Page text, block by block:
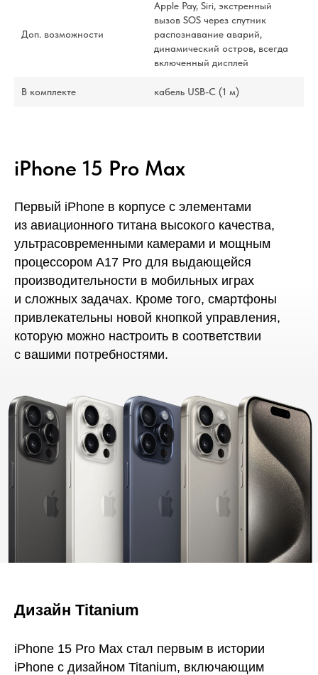
Доп. возможности
Apple Pay, Siri, экстренный
вызов SOS через спутник
распознавание аварий,
динамический остров, всегда
включенный дисплей
В комплекте кабель USB-С (1 м)
iPhone 15 Pro Max
Первый iPhone в корпусе с элементами
из авиационного титана высокого качества,
ультрасовременными камерами и мощным
процессором A17 Pro для выдающейся
производительности в мобильных играх
и сложных задачах. Кроме того, смартфоны
привлекательны новой кнопкой управления,
которую можно настроить в соответствии
с вашими потребностями.
Дизайн Titanium
iPhone 15 Pro Max стал первым в истории
iPhone с дизайном Titanium, включающим